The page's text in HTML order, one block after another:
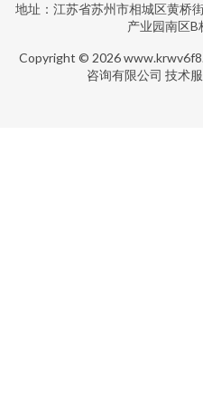
地址：江苏省苏州市相城区黄桥
产业园南区B
Copyright © 2026
咨询有限公司 技术